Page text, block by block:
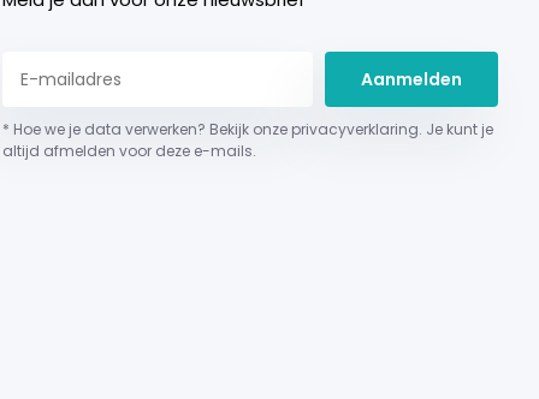
Aanmelden
* Hoe we je data verwerken? Bekijk onze privacyverklaring. Je kunt je
altijd afmelden voor deze e-mails.